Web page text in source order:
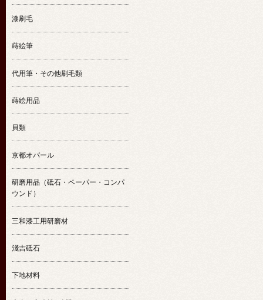
漆刷毛
蒔絵筆
代用筆・その他刷毛類
蒔絵用品
貝類
京都オパール
研磨用品（砥石・ペーパー・コンパ
ウンド）
三和漆工用研磨材
淺吉砥石
下地材料